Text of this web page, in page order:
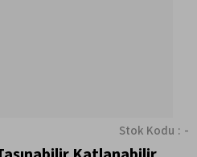
Stok Kodu -